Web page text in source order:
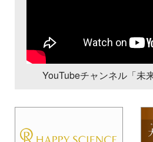
YouTubeチャンネル「未